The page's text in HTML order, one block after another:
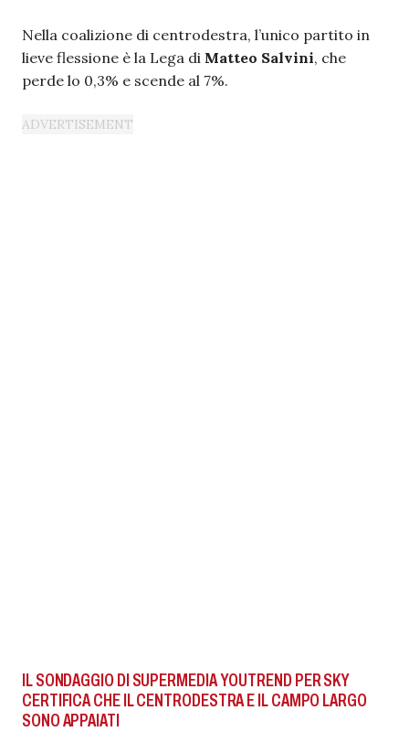
Nella coalizione di centrodestra, l’unico partito in
lieve flessione è la Lega di Matteo Salvini, che
perde lo 0,3% e scende al 7%.
IL SONDAGGIO DI SUPERMEDIA YOUTREND PER SKY
CERTIFICA CHE IL CENTRODESTRA E IL CAMPO LARGO
SONO APPAIATI